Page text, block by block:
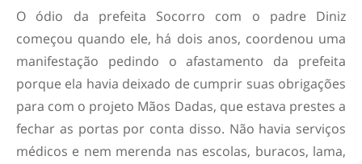
O ódio da prefeita Socorro com o padre Diniz
começou quando ele, há dois anos, coordenou uma
manifestação pedindo o afastamento da prefeita
porque ela havia deixado de cumprir suas obrigações
para com o projeto Mãos Dadas, que estava prestes a
fechar as portas por conta disso. Não havia serviços
médicos e nem merenda nas escolas, buracos, lama,